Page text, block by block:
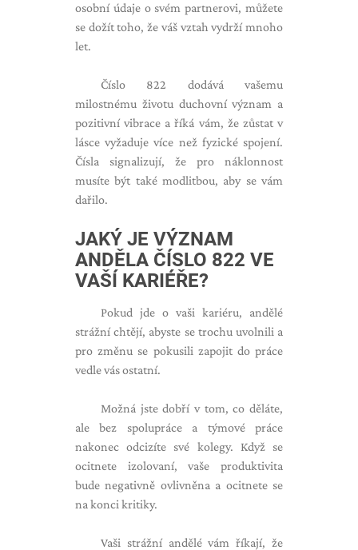
osobní údaje o svém partnerovi, můžete
se dožít toho, že váš vztah vydrží mnoho
let.
Číslo 822 dodává vašemu
milostnému životu duchovní význam a
pozitivní vibrace a říká vám, že zůstat v
lásce vyžaduje více než fyzické spojení.
Čísla signalizují, že pro náklonnost
musíte být také modlitbou, aby se vám
dařilo.
JAKÝ JE VÝZNAM
ANDĚLA ČÍSLO 822 VE
VAŠÍ KARIÉŘE?
Pokud jde o vaši kariéru, andělé
strážní chtějí, abyste se trochu uvolnili a
pro změnu se pokusili zapojit do práce
vedle vás ostatní.
Možná jste dobří v tom, co děláte,
ale bez spolupráce a týmové práce
nakonec odcizíte své kolegy. Když se
ocitnete izolovaní, vaše produktivita
bude negativně ovlivněna a ocitnete se
na konci kritiky.
Vaši strážní andělé vám říkají, že